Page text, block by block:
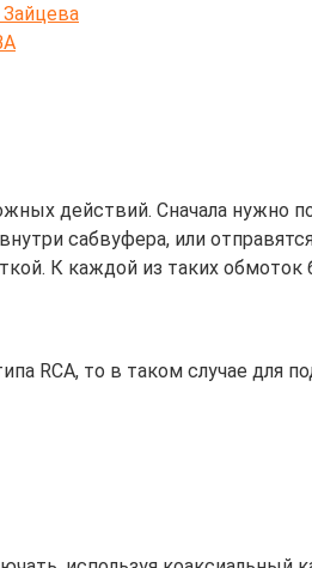
действий. Сначала нужно
сабвуфера, или
К каждой из таких обмоток
RCA, то в таком случае для